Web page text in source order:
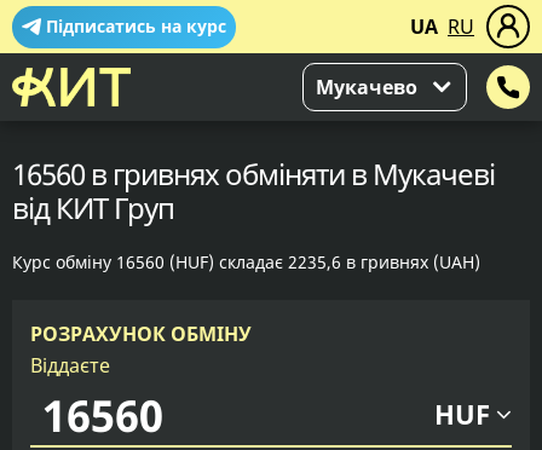
Підписатись на курс UA RU
Мукачево
16560 в гривнях обміняти в Мукачеві
від КИТ Груп
Курс обміну 16560 (HUF) складає 2235,6 в гривнях (UAH)
РОЗРАХУНОК ОБМІНУ
Віддаєте
HUF